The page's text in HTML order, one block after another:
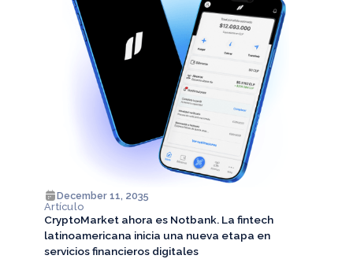
December 11, 2035
Artículo
CryptoMarket ahora es Notbank. La fintech
latinoamericana inicia una nueva etapa en
servicios financieros digitales